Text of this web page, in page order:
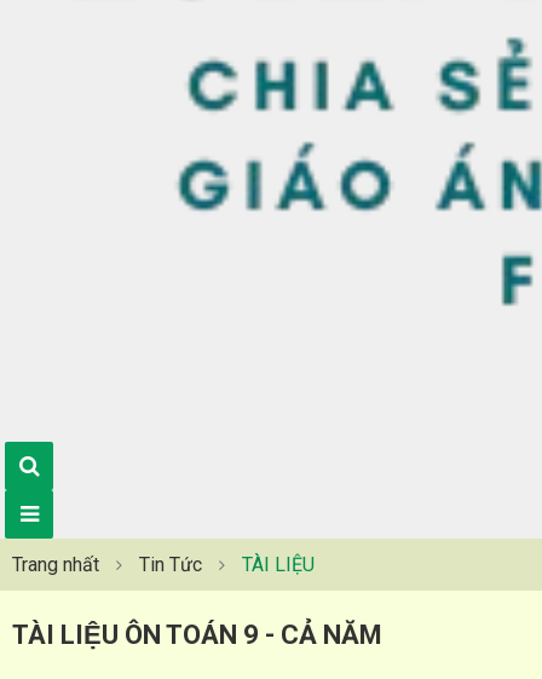
Trang nhất Tin Tức TÀI LIỆU
TÀI LIỆU ÔN TOÁN 9 - CẢ NĂM